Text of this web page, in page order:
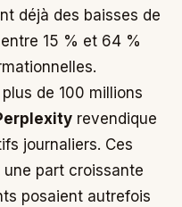
déjà des baisses de
15 % et 64 %
de 100 millions
revendique
journaliers. Ces
part croissante
posaient autrefois